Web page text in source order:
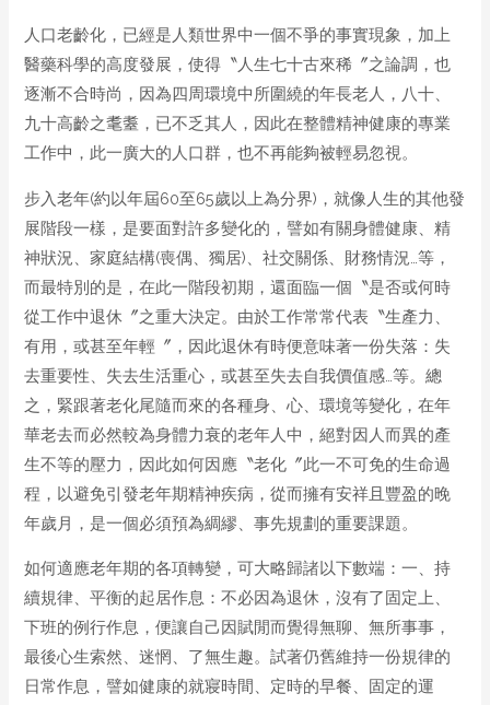
人口老齡化，已經是人類世界中一個不爭的事實現象，加上
醫藥科學的高度發展，使得〝人生七十古來稀〞之論調，也
逐漸不合時尚，因為四周環境中所圍繞的年長老人，八十、
九十高齡之耄耋，已不乏其人，因此在整體精神健康的專業
工作中，此一廣大的人口群，也不再能夠被輕易忽視。
步入老年(約以年屆60至65歲以上為分界)，就像人生的其他發
展階段一樣，是要面對許多變化的，譬如有關身體健康、精
神狀況、家庭結構(喪偶、獨居)、社交關係、財務情況…等，
而最特別的是，在此一階段初期，還面臨一個〝是否或何時
從工作中退休〞之重大決定。由於工作常常代表〝生產力、
有用，或甚至年輕〞，因此退休有時便意味著一份失落：失
去重要性、失去生活重心，或甚至失去自我價值感…等。總
之，緊跟著老化尾隨而來的各種身、心、環境等變化，在年
華老去而必然較為身體力衰的老年人中，絕對因人而異的產
生不等的壓力，因此如何因應〝老化〞此一不可免的生命過
程，以避免引發老年期精神疾病，從而擁有安祥且豐盈的晚
年歲月，是一個必須預為綢繆、事先規劃的重要課題。
如何適應老年期的各項轉變，可大略歸諸以下數端：一、持
續規律、平衡的起居作息：不必因為退休，沒有了固定上、
下班的例行作息，便讓自己因賦閒而覺得無聊、無所事事，
最後心生索然、迷惘、了無生趣。試著仍舊維持一份規律的
日常作息，譬如健康的就寢時間、定時的早餐、固定的運